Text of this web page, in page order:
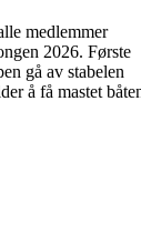
medlemmer
2026. Første
gå av stabelen
å få mastet